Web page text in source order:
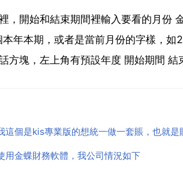
，開始和結束期間裡輸入要看的月份
本年本期，或者是當前月份的字樣，
方塊，左上角有預設年度 開始期間 結
這個是kis專業版的想統一做一套賬，也就
用金蝶財務軟體，我公司情況如下